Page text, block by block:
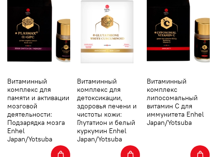
Витаминный
комплекс для
памяти и активации
мозговой
деятельности:
Подзарядка мозга
Enhel
Japan/Yotsuba
Витаминный
комплекс для
детоксикации,
здоровья печени и
чистоты кожи:
Глутатион и белый
куркумин Enhel
Japan/Yotsuba
Витаминный
комплекс
липосомальный
витамин С для
иммунитета Enhel
Japan/Yotsuba